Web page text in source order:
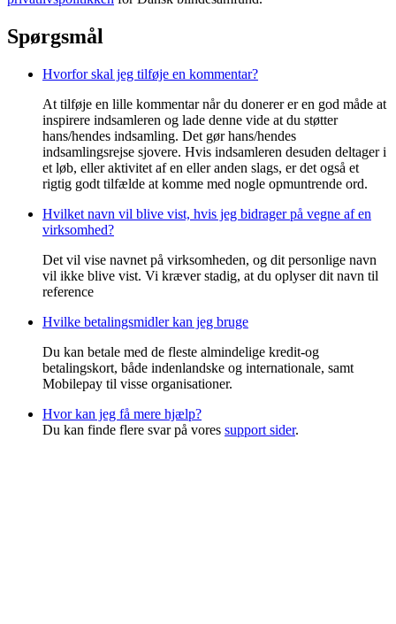
Spørgsmål
Hvorfor skal jeg tilføje en kommentar?
At tilføje en lille kommentar når du donerer er en god måde at
inspirere indsamleren og lade denne vide at du støtter
hans/hendes indsamling. Det gør hans/hendes
indsamlingsrejse sjovere. Hvis indsamleren desuden deltager i
et løb, eller aktivitet af en eller anden slags, er det også et
rigtig godt tilfælde at komme med nogle opmuntrende ord.
Hvilket navn vil blive vist, hvis jeg bidrager på vegne af en
virksomhed?
Det vil vise navnet på virksomheden, og dit personlige navn
vil ikke blive vist. Vi kræver stadig, at du oplyser dit navn til
reference
Hvilke betalingsmidler kan jeg bruge
Du kan betale med de fleste almindelige kredit-og
betalingskort, både indenlandske og internationale, samt
Mobilepay til visse organisationer.
Hvor kan jeg få mere hjælp?
Du kan finde flere svar på vores support sider.